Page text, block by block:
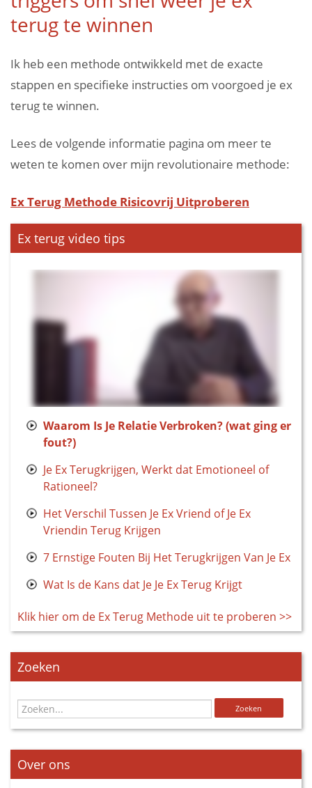
terug te winnen
Ik heb een methode ontwikkeld met de exacte
stappen en specifieke instructies om voorgoed je ex
terug te winnen.
Lees de volgende informatie pagina om meer te
weten te komen over mijn revolutionaire methode:
Ex Terug Methode Risicovrij Uitproberen
Ex terug video tips
Waarom Is Je Relatie Verbroken? (wat ging er
fout?)
Je Ex Terugkrijgen, Werkt dat Emotioneel of
Rationeel?
Het Verschil Tussen Je Ex Vriend of Je Ex
Vriendin Terug Krijgen
7 Ernstige Fouten Bij Het Terugkrijgen Van Je Ex
Wat Is de Kans dat Je Je Ex Terug Krijgt
Klik hier om de Ex Terug Methode uit te proberen >>
Zoeken
Over ons